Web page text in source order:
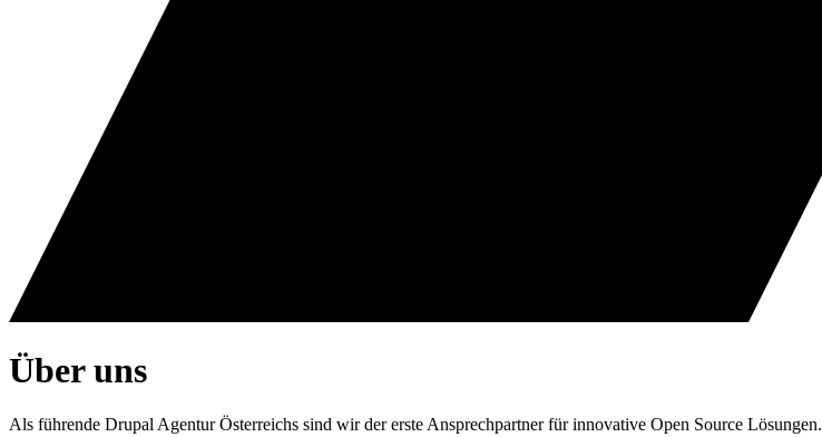
Überuns
Als führende Drupal Agentur Österreichs sind wir der erste Ansprechpartner für innovative Open Source Lösungen.